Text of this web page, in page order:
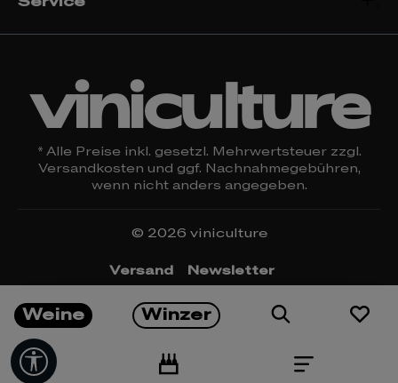
Weine Winzer
viniculture
* Alle Preise inkl. gesetzl. Mehrwertsteuer zzgl.
Versandkosten und ggf. Nachnahmegebühren,
wenn nicht anders angegeben.
© 2026 viniculture
Versand
Newsletter
Öffnungszeiten & Kontakt
Impressum
Datenschutz
Widerrufsrecht
Cookie Einstellungen
Werkzeugleiste anzeigen